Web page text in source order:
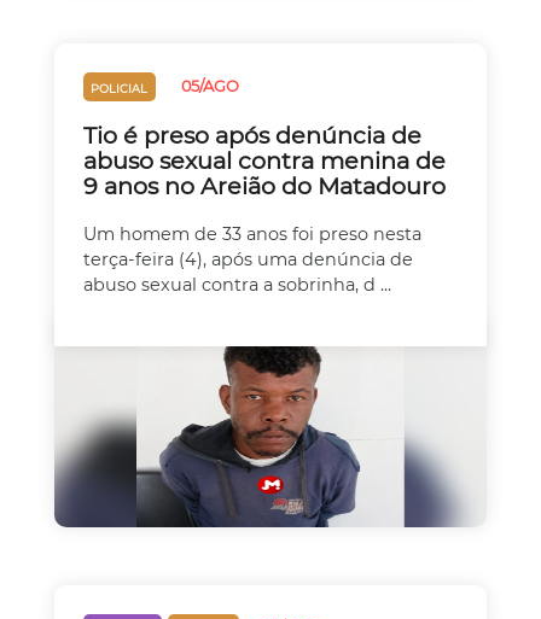
POLICIAL 05/AGO
Tio é preso após denúncia de
abuso sexual contra menina de
9 anos no Areião do Matadouro
Um homem de 33 anos foi preso nesta
terça-feira (4), após uma denúncia de
abuso sexual contra a sobrinha, d ...